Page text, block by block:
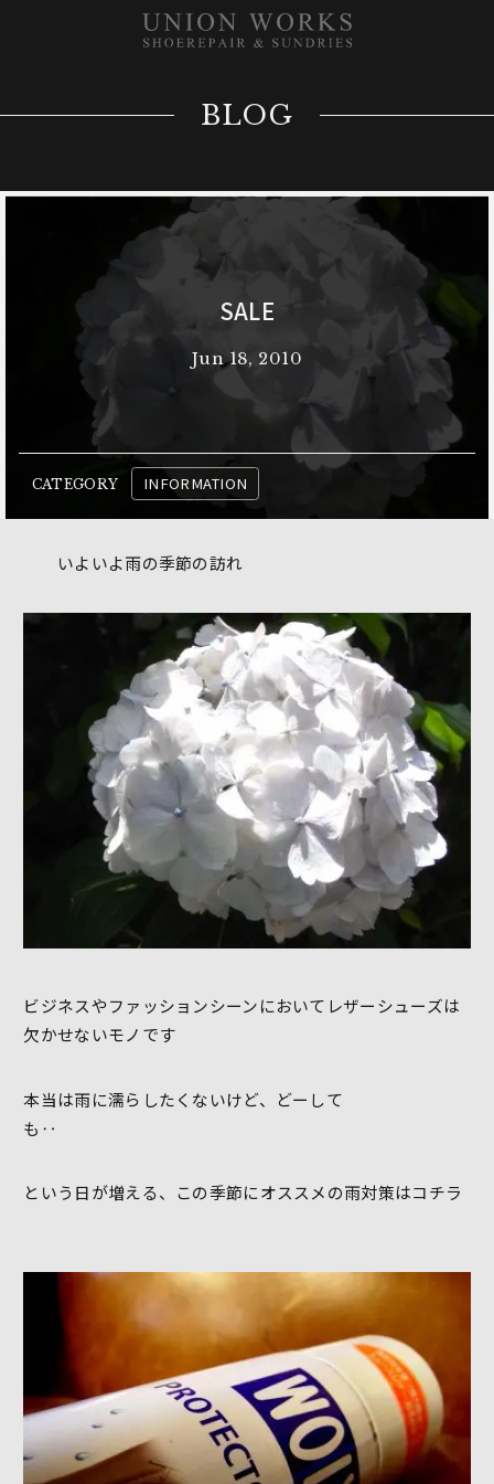
BLOG
SALE
Jun 18, 2010
CATEGORY INFORMATION
いよいよ雨の季節の訪れ
ビジネスやファッションシーンにおいてレザーシューズは
欠かせないモノです
本当は雨に濡らしたくないけど、どーして
も‥
という日が増える、この季節にオススメの雨対策はコチラ